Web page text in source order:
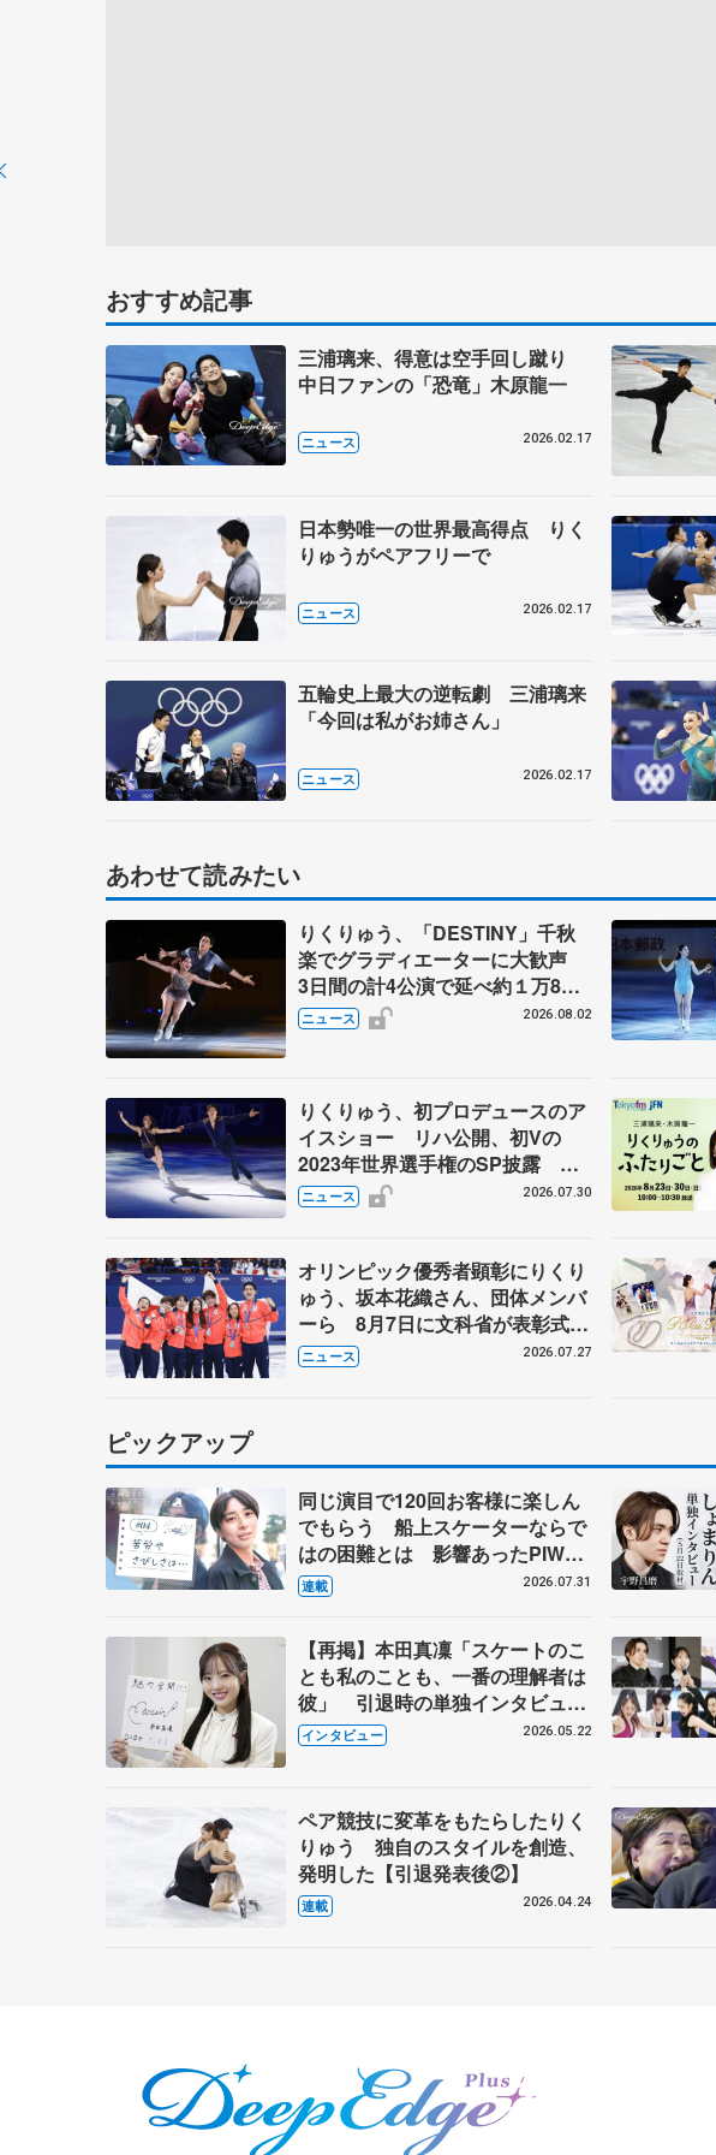
おすすめ記事
三浦璃来、得意は空手回し蹴り
中日ファンの「恐竜」木原龍一
ニュース 2026.02.17
日本勢唯一の世界最高得点 りく
りゅうがペアフリーで
ニュース 2026.02.17
五輪史上最大の逆転劇 三浦璃来
「今回は私がお姉さん」
ニュース 2026.02.17
あわせて読みたい
りくりゅう、「DESTINY」千秋
楽でグラディエーターに大歓声
3日間の計4公演で延べ約１万8千
人動員、三浦璃来さん感極まる
ニュース 2026.08.02
りくりゅう、初プロデュースのア
イスショー リハ公開、初Vの
2023年世界選手権のSP披露 ハ
ゼボロ、チョクベイら豪華メンバ
ーが来日
ニュース 2026.07.30
オリンピック優秀者顕彰にりくり
ゅう、坂本花織さん、団体メンバ
ーら 8月7日に文科省が表彰式、
ブルーノ・マルコット、中野園子
らコーチも
ニュース 2026.07.27
ピックアップ
同じ演目で120回お客様に楽しん
でもらう 船上スケーターならで
はの困難とは 影響あったPIW前
キャプテン松永さんの存在
連載 2026.07.31
【再掲】本田真凜「スケートのこ
とも私のことも、一番の理解者は
彼」 引退時の単独インタビュー
で語った競技人生や家族、恋人、
これからの夢…
インタビュー 2026.05.22
ペア競技に変革をもたらしたりく
りゅう 独自のスタイルを創造、
発明した【引退発表後②】
連載 2026.04.24